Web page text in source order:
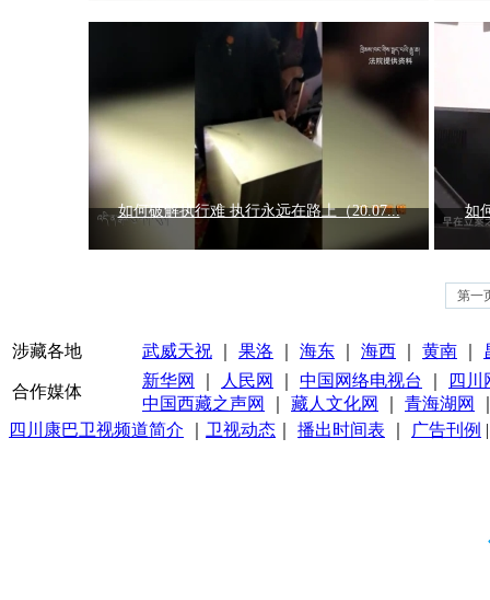
如何破解执行难 执行永远在路上（20.07... 如
第一
涉藏各地 武威天祝 果洛 海东 海西 黄南
合作媒体
新华网 人民网 中国网络电视台
四川
中国西藏之声网
藏人文化网 青海湖网
四川康巴卫视频道简介
卫视动态 播出时间表 广告刊例 |